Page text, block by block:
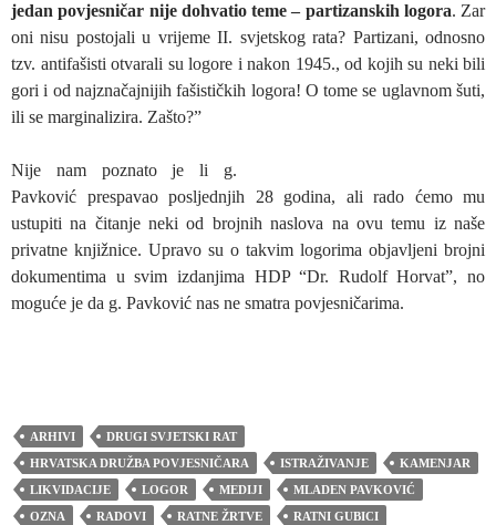
jedan povjesničar nije dohvatio teme – partizanskih logora. Zar
oni nisu postojali u vrijeme II. svjetskog rata? Partizani, odnosno
tzv. antifašisti otvarali su logore i nakon 1945., od kojih su neki bili
gori i od najznačajnijih fašističkih logora! O tome se uglavnom šuti,
ili se marginalizira. Zašto?”
Nije nam poznato je li g.
Pavković prespavao posljednjih 28 godina, ali rado ćemo mu
ustupiti na čitanje neki od brojnih naslova na ovu temu iz naše
privatne knjižnice. Upravo su o takvim logorima objavljeni brojni
dokumentima u svim izdanjima HDP “Dr. Rudolf Horvat”, no
moguće je da g. Pavković nas ne smatra povjesničarima.
ARHIVI
DRUGI SVJETSKI RAT
HRVATSKA DRUŽBA POVJESNIČARA
ISTRAŽIVANJE
KAMENJAR
LIKVIDACIJE
LOGOR MEDIJI
MLADEN PAVKOVIĆ
OZNA
RADOVI RATNE ŽRTVE
RATNI GUBICI